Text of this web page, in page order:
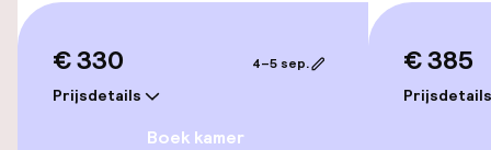
Bar
€ 330
Prijsdetails
4–5 sep.
Boek kamer
€ 385
Prijsdetails